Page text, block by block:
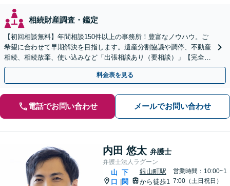
相続財産調査・鑑定
【初回相談無料】年間相談150件以上の事務所！豊富なノウハウ。ご
希望に合わせて早期解決を目指します。遺産分割協議や調停、不動産
相続、相続放棄、使い込みなど「出張相談あり（要相談）」【完全個
室】【休日・夜間相談可】
料金表を見る
電話でお問い合わせ メールでお問い合わせ
内田 悠太 弁護士
弁護士法人ラグーン
山
口
下
関
銀山町駅
から徒歩1
営業時間：10:00~1
7:00（土日祝日）